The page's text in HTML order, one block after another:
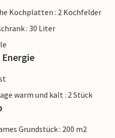
Kochplatten : 2 Kochfelder
: 30 Liter
warm und kalt : 2 Stück
Grundstück : 200 m2